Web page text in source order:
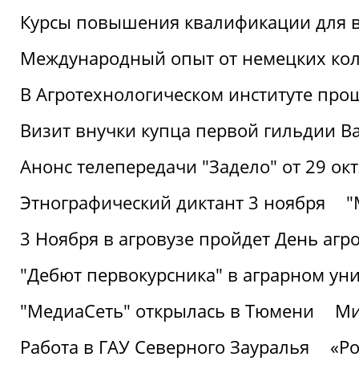
Курсы повышения квалификации для
Международный опыт от немецких
В Агротехнологическом институте
Визит внучки купца первой гильдии
Анонс телепередачи "Задело" от 29
Этнографический диктант 3 ноября
3 Ноября в агровузе пройдет День
"Дебют первокурсника" в аграрном
"МедиаСеть" открылась в Тюмени
Работа в ГАУ Северного Зауралья